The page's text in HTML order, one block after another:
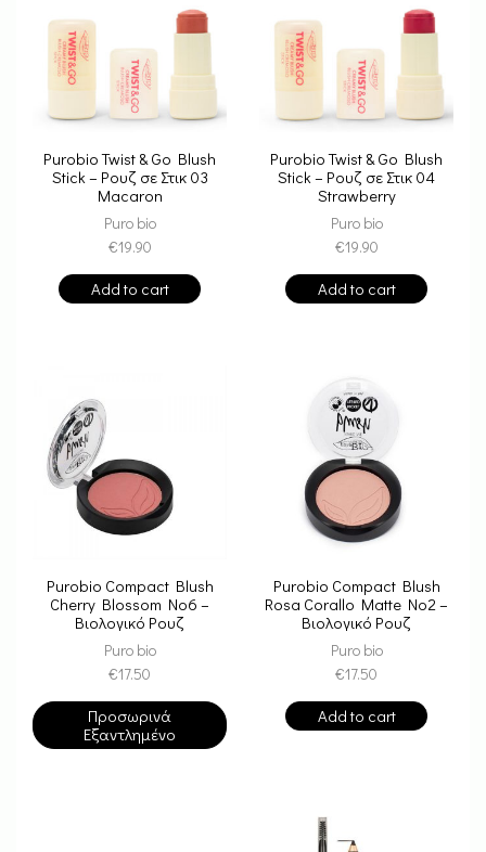
Purobio Twist & Go Blush
Stick – Ρουζ σε Στικ 03
Macaron
Puro bio
€19.90
Add to cart
Purobio Twist & Go Blush
Stick – Ρουζ σε Στικ 04
Strawberry
Puro bio
€19.90
Add to cart
Purobio Compact Blush
Cherry Blossom Nο6 –
Βιολογικό Ρουζ
Puro bio
€17.50
Προσωρινά
Εξαντλημένο
Purobio Compact Blush
Rosa Corallo Matte No2 –
Βιολογικό Ρουζ
Puro bio
€17.50
Add to cart